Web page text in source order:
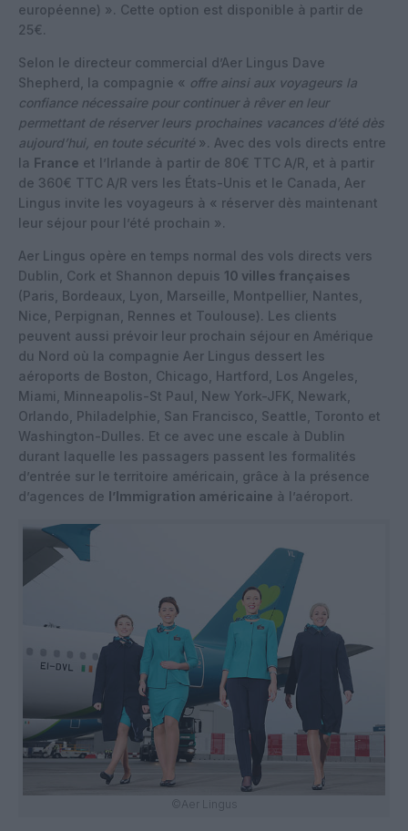
européenne) ». Cette option est disponible à partir de
25€.
Selon le directeur commercial d’Aer Lingus Dave
Shepherd, la compagnie « offre ainsi aux voyageurs la
confiance nécessaire pour continuer à rêver en leur
permettant de réserver leurs prochaines vacances d’été dès
aujourd’hui, en toute sécurité ». Avec des vols directs entre
la France et l’Irlande à partir de 80€ TTC A/R, et à partir
de 360€ TTC A/R vers les États-Unis et le Canada, Aer
Lingus invite les voyageurs à « réserver dès maintenant
leur séjour pour l’été prochain ».
Aer Lingus opère en temps normal des vols directs vers
Dublin, Cork et Shannon depuis 10 villes françaises
(Paris, Bordeaux, Lyon, Marseille, Montpellier, Nantes,
Nice, Perpignan, Rennes et Toulouse). Les clients
peuvent aussi prévoir leur prochain séjour en Amérique
du Nord où la compagnie Aer Lingus dessert les
aéroports de Boston, Chicago, Hartford, Los Angeles,
Miami, Minneapolis-St Paul, New York-JFK, Newark,
Orlando, Philadelphie, San Francisco, Seattle, Toronto et
Washington-Dulles. Et ce avec une escale à Dublin
durant laquelle les passagers passent les formalités
d’entrée sur le territoire américain, grâce à la présence
d’agences de l’Immigration américaine à l’aéroport.
©Aer Lingus